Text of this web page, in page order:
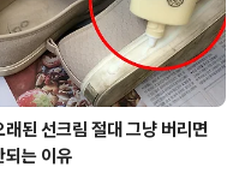
래된 선크림 절대 그냥 버리면
되는 이유